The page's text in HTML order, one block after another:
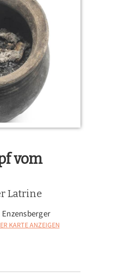
vom
Latrine
Enzensberger
KARTE ANZEIGEN